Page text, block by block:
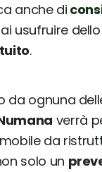
anche di
usufruire
.
da ognuna
verrà
da
solo un